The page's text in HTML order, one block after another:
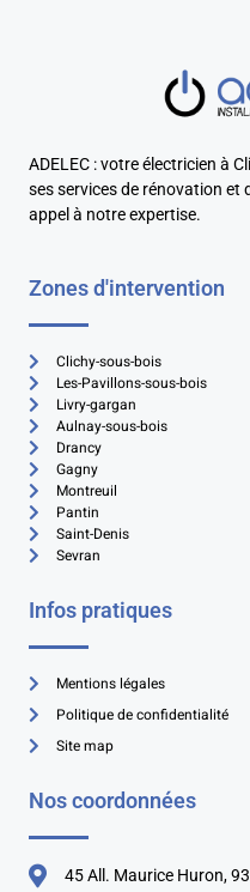
ADELEC : votre électricien à
ses services de rénovation et
appel à notre expertise.
Zones d'intervention
Clichy-sous-bois
Les-Pavillons-sous-bois
Livry-gargan
Aulnay-sous-bois
Drancy
Gagny
Montreuil
Pantin
Saint-Denis
Sevran
Infos pratiques
Mentions légales
Politique de confidentialité
Site map
Nos coordonnées
45 All. Maurice Huron,